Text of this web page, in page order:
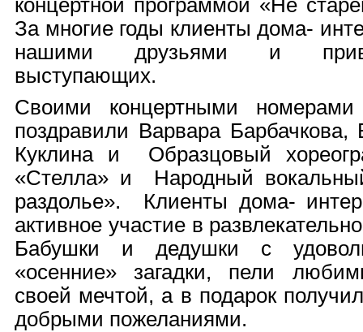
концертной программой «Не
За многие годы клиенты дома-
нашими друзьями и
выступающих.
Своими концертными
поздравили Варвара Барбачкова,
Куклина и Образцовый
«Стелла» и Народный
раздолье». Клиенты дома-
активное участие в
Бабушки и дедушки с
«осенние» загадки, пели
своей мечтой, а в подарок
добрыми пожеланиями.